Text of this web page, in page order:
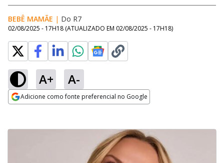
BEBÊ MAMÃE | Do R7
02/08/2025 - 17H18 (ATUALIZADO EM 02/08/2025 - 17H18)
A+ A-
Adicione como fonte preferencial no Google